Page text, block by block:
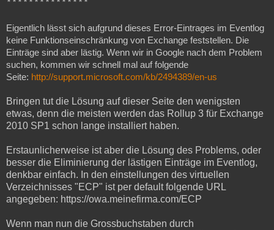
***************
Eigentlich lässt sich aufgrund dieses Error-Eintrages im Eventlog
keine Funktionseinschränkung von Exchange feststellen. Die
Einträge sind aber lästig. Wenn wir in Google nach dem Problem
suchen, kommen wir schnell mal auf folgende
Seite: http://support.microsoft.com/kb/2494389/en-us
Bringen tut die Lösung auf dieser Seite den wenigsten
etwas, denn die meisten werden das Rollup 3 für Exchange
2010 SP1 schon lange installiert haben.
Erstaunlicherweise ist aber die Lösung des Problems, oder
besser die Eliminierung der lästigen Einträge im Eventlog,
denkbar einfach. In den einstellungen des virtuellen
Verzeichnisses "ECP" ist per default folgende URL
angegeben: https://owa.meinefirma.com/ECP
Wenn man nun die Grossbuchstaben durch